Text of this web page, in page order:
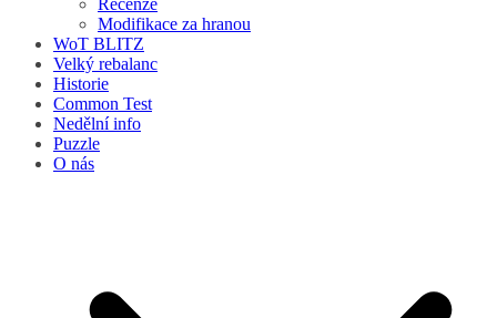
Recenze
Modifikace za hranou
WoT BLITZ
Velký rebalanc
Historie
Common Test
Nedělní info
Puzzle
O nás